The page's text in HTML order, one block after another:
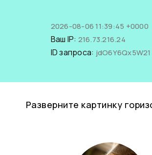
2026-08-06 11:39:45 +0000
Ваш IP: 216.73.216.24
ID запроса: jdO6Y6Qx5W21
Разверните картинку